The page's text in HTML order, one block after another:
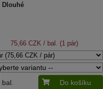
Dlouhé
75,66 CZK / bal. (1 pár)
bal. Do košíku